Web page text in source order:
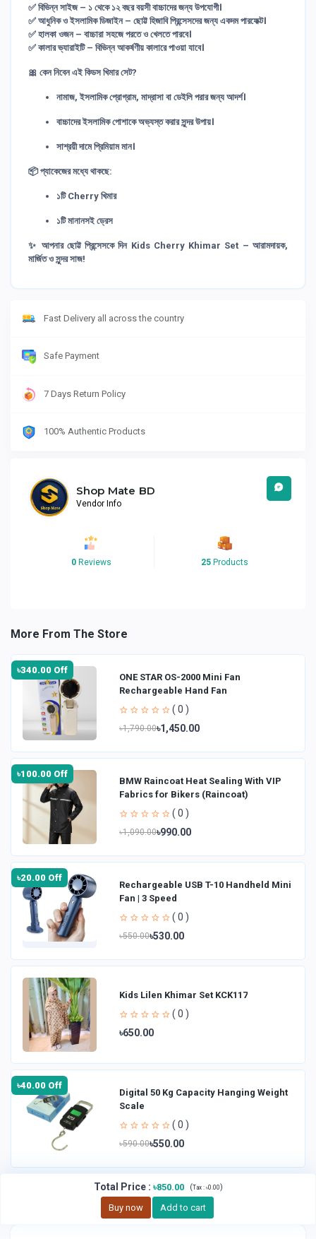
✅ বিভিন্ন সাইজ– ১ থেকে ১২ বছর বয়সী বাচ্চাদের জন্য উপযোগী।
✅ আধুনিক ও ইসলামিক ডিজাইন– ছোট্ট হিজাবি প্রিন্সেসদের জন্য একদম পারফেক্ট।
✅ হালকা ওজন– বাচ্চারা সহজে পরতে ও খেলতে পারবে।
✅ কালার ভ্যারাইটি– বিভিন্ন আকর্ষণীয় কালারে পাওয়া যাবে।
🎀 কেন নিবেন এই কিডস খিমার সেট?
নামাজ, ইসলামিক প্রোগ্রাম, মাদ্রাসা বা ডেইলি পরার জন্য আদর্শ।
বাচ্চাদের ইসলামিক পোশাকে অভ্যস্ত করার সুন্দর উপায়।
সাশ্রয়ী দামে প্রিমিয়াম মান।
📦 প্যাকেজের মধ্যে থাকছে:
১টি Cherry খিমার
১টি মানানসই ড্রেস
✨ আপনার ছোট্ট প্রিন্সেসকে দিন Kids Cherry Khimar Set – আরামদায়ক,
মার্জিত ও সুন্দর সাজ!
Fast Delivery all across the country
Safe Payment
7 Days Return Policy
100% Authentic Products
Shop Mate BD
Vendor Info
0 Reviews 25 Products
More From The Store
৳340.00 Off
ONE STAR OS-2000 Mini Fan
Rechargeable Hand Fan
( 0 )
৳1,790.00৳1,450.00
৳100.00 Off
BMW Raincoat Heat Sealing With VIP
Fabrics for Bikers (Raincoat)
( 0 )
৳1,090.00৳990.00
৳20.00 Off
Rechargeable USB T-10 Handheld Mini
Fan | 3 Speed
( 0 )
৳550.00৳530.00
Kids Lilen Khimar Set KCK117
( 0 )
৳650.00
৳40.00 Off
Digital 50 Kg Capacity Hanging Weight
Scale
( 0 )
৳590.00৳550.00
Total Price: ৳850.00 (Tax : ৳0.00)
Buy now Add to cart